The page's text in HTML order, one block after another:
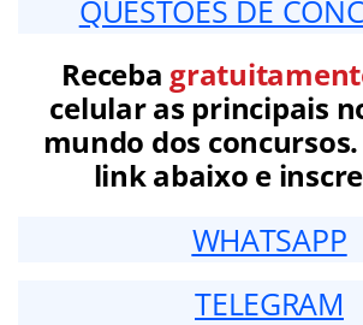
QUESTÕES DE
Receba
celular as principais
mundo dos
link abaixo e
WHATSAPP
TELEGRAM